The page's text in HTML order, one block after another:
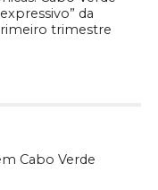
da
trimestre
Cabo Verde